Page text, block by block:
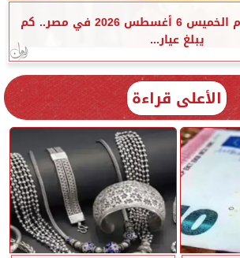
أسعار الذهب اليوم الخميس 6 أغسطس 2026 في مصر.. كم
يبلغ عيار...
الأعلى قراءة